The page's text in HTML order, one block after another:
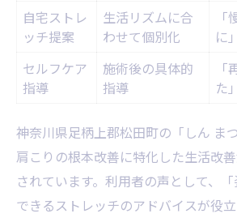
自宅ストレ
ッチ提案
生活リズムに合
わせて個別化
に」
セルフケア
指導
施術後の具体的
指導
た」
神奈川県足柄上郡松田町の「しん ま
肩こりの根本改善に特化した生活改
されています。利用者の声として、
できるストレッチのアドバイスが役